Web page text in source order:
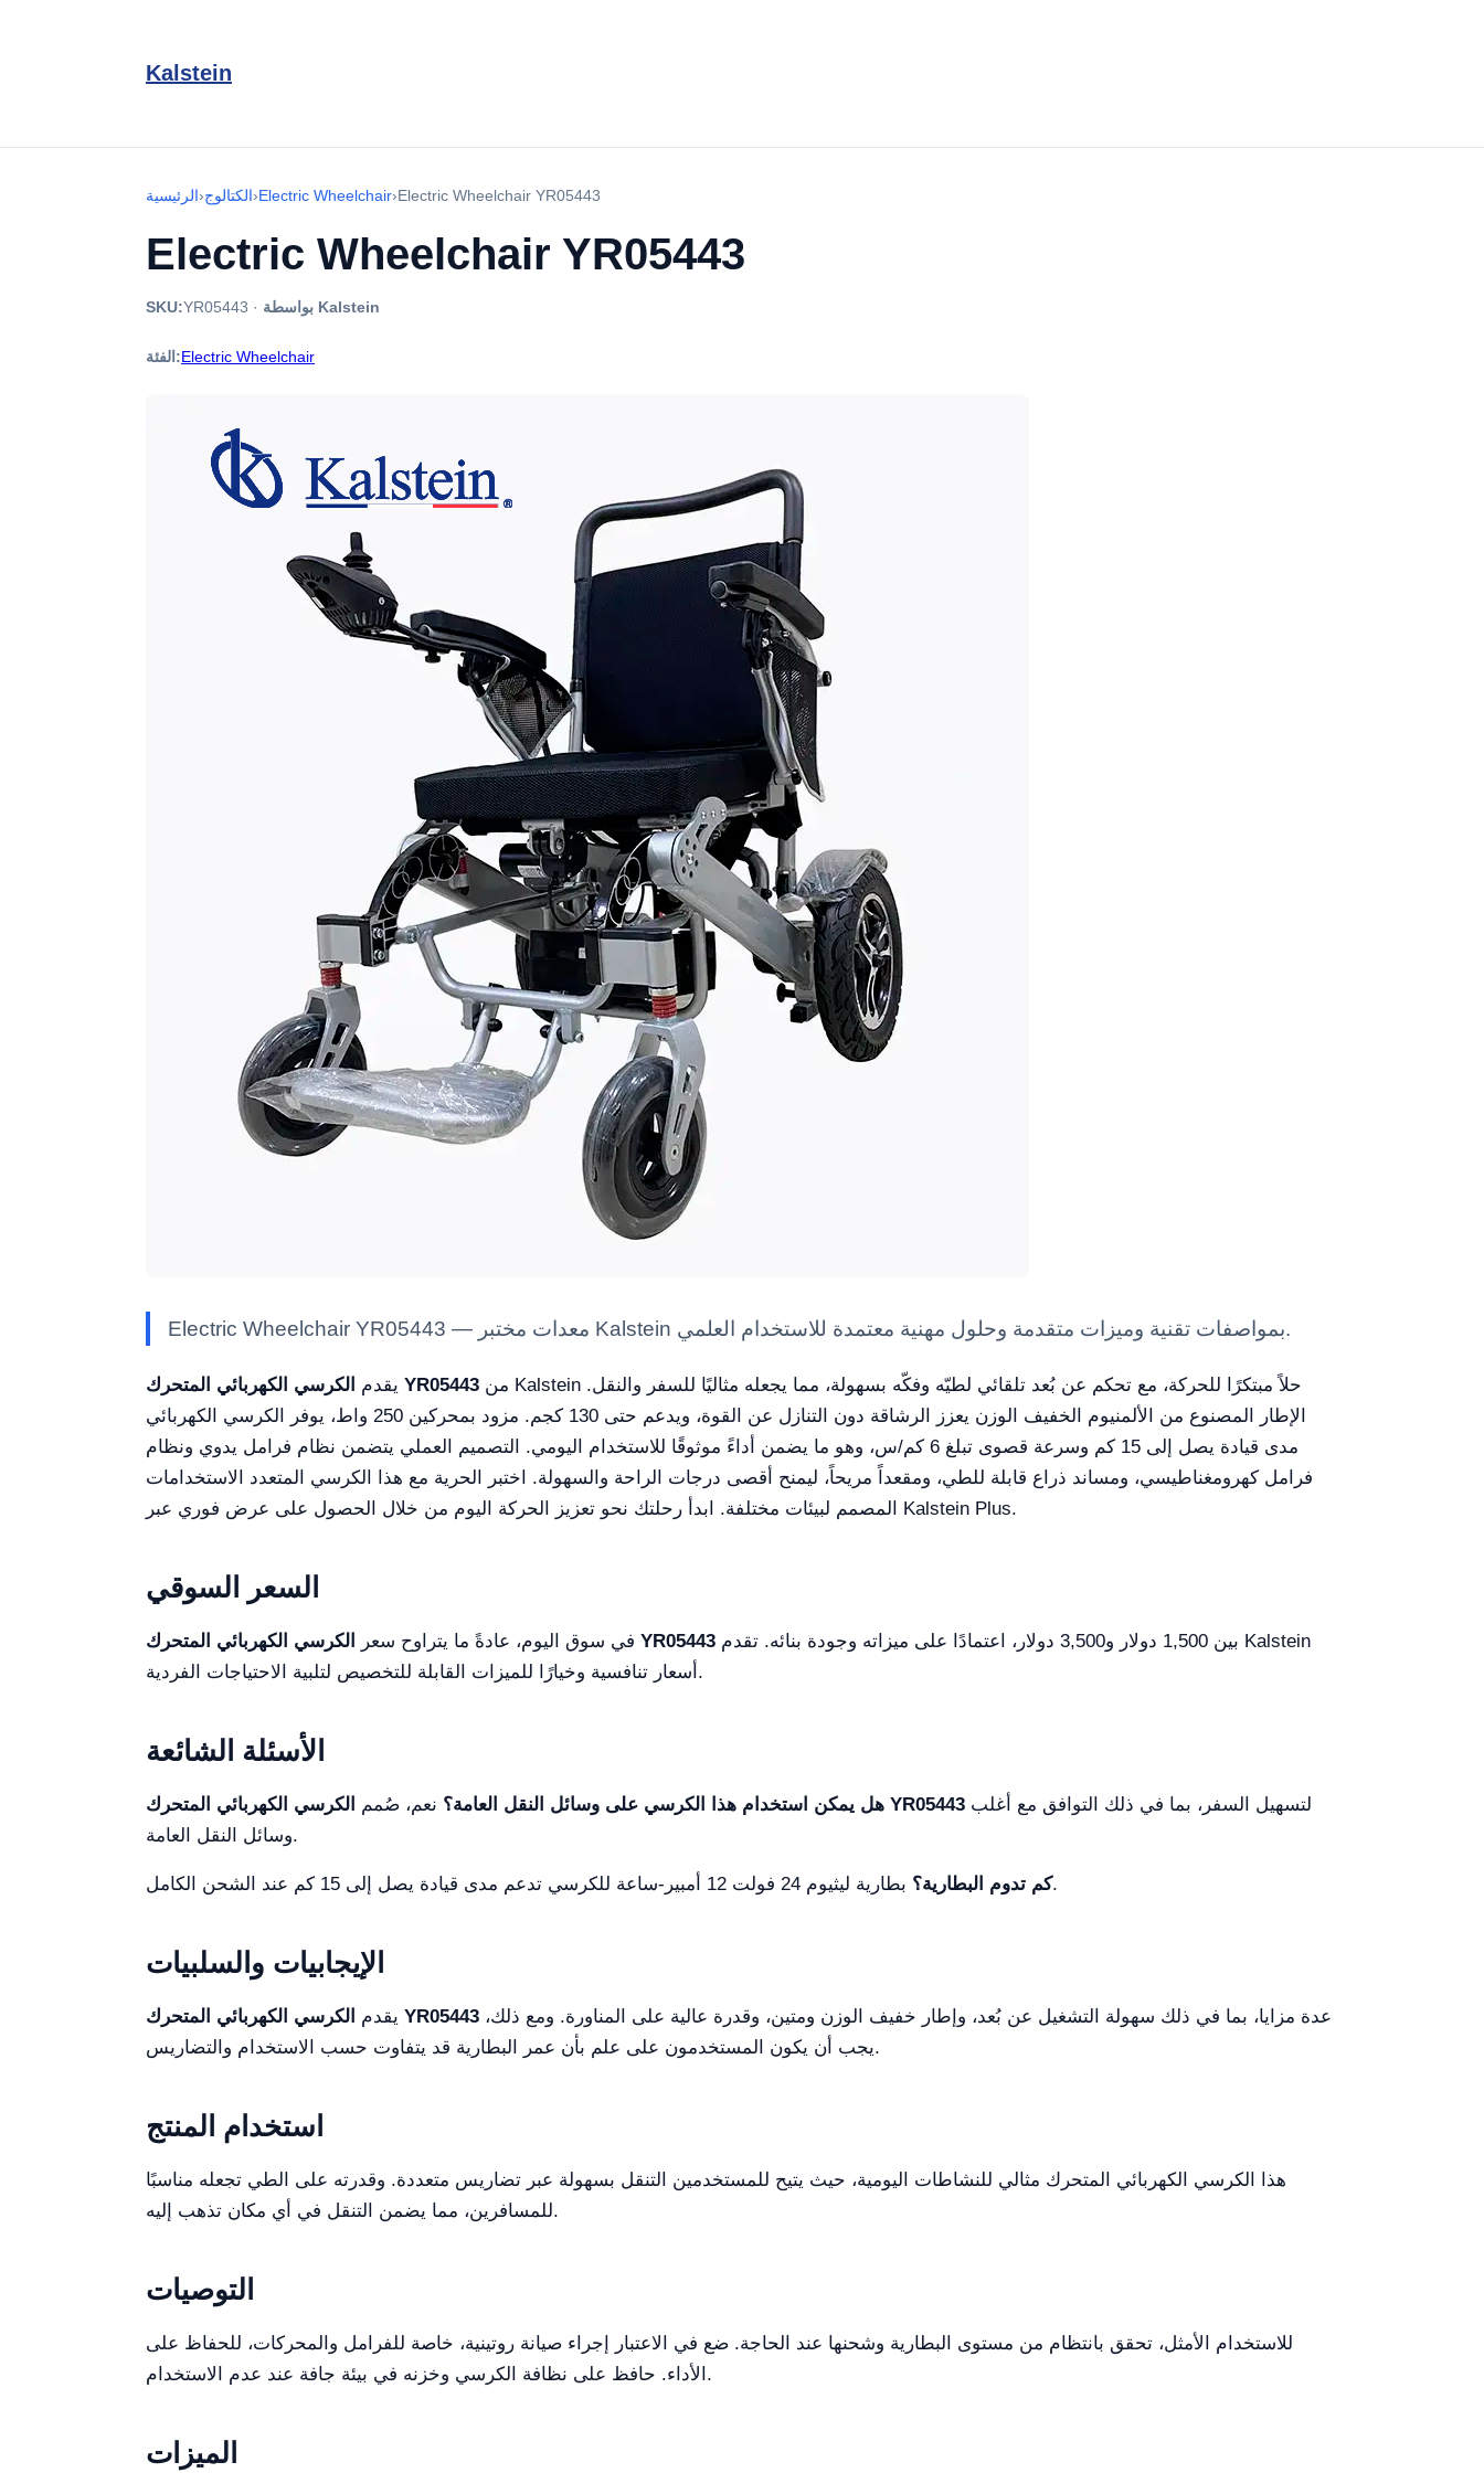
Kalstein
الرئيسية›الكتالوج›Electric Wheelchair›Electric Wheelchair YR05443
Electric Wheelchair YR05443
SKU:YR05443 · بواسطة Kalstein
الفئة:Electric Wheelchair
Electric Wheelchair YR05443 — معدات مختبر Kalstein بمواصفات تقنية وميزات متقدمة وحلول مهنية معتمدة للاستخدام العلمي.
يقدم الكرسي الكهربائي المتحرك YR05443
الإطار المصنوع من الألمنيوم الخفيف الوزن يعزز الرشاقة دون التنازل عن القوة، ويدعم حتى 130 كجم. مزود بمحركين 250 واط، يوفر الكرسي الكهربائي
مدى قيادة يصل إلى 15 كم وسرعة قصوى تبلغ 6 كم/س، وهو ما يضمن أداءً موثوقًا للاستخدام اليومي. التصميم العملي يتضمن نظام فرامل يدوي ونظام
فرامل كهرومغناطيسي، ومساند ذراع قابلة للطي، ومقعداً مريحاً، ليمنح أقصى درجات الراحة والسهولة. اختبر الحرية مع هذا الكرسي المتعدد الاستخدامات
المصمم لبيئات مختلفة. ابدأ رحلتك نحو تعزيز الحركة اليوم من خلال الحصول على عرض فوري عبر Kalstein Plus.
السعر السوقي
في سوق اليوم، عادةً ما يتراوح سعر الكرسي الكهربائي المتحرك YR05443
أسعار تنافسية وخيارًا للميزات القابلة للتخصيص لتلبية الاحتياجات الفردية.
الأسئلة الشائعة
هل يمكن استخدام هذا الكرسي على وسائل النقل العامة؟ نعم، صُمم الكرسي الكهربائي المتحرك YR05443
وسائل النقل العامة.
كم تدوم البطارية؟بطارية ليثيوم 24 فولت 12 أمبير-ساعة للكرسي تدعم مدى قيادة يصل إلى 15 كم عند الشحن الكامل.
الإيجابيات والسلبيات
يقدم الكرسي الكهربائي المتحرك YR05443
يجب أن يكون المستخدمون على علم بأن عمر البطارية قد يتفاوت حسب الاستخدام والتضاريس.
استخدام المنتج
هذا الكرسي الكهربائي المتحرك مثالي للنشاطات اليومية، حيث يتيح للمستخدمين التنقل بسهولة عبر تضاريس متعددة. وقدرته على الطي تجعله مناسبًا
للمسافرين، مما يضمن التنقل في أي مكان تذهب إليه.
التوصيات
للاستخدام الأمثل، تحقق بانتظام من مستوى البطارية وشحنها عند الحاجة. ضع في الاعتبار إجراء صيانة روتينية، خاصة للفرامل والمحركات، للحفاظ على
الأداء. حافظ على نظافة الكرسي وخزنه في بيئة جافة عند عدم الاستخدام.
الميزات